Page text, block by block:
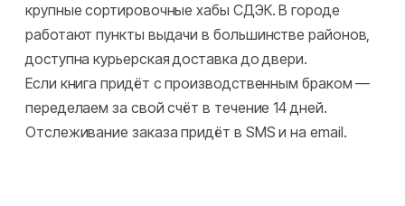
крупные сортировочные хабы СДЭК. В городе
работают пункты выдачи в большинстве районов,
доступна курьерская доставка до двери.
Если книга придёт с производственным браком —
переделаем за свой счёт в течение 14 дней.
Отслеживание заказа придёт в SMS и на email.